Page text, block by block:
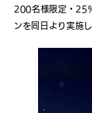
200名様限定・
ンを同日より実施し